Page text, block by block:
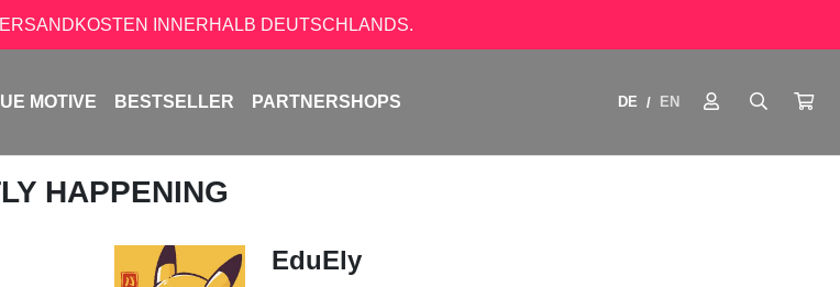
INNERHALB DEUTSCHLANDS.
MOTIVE BESTSELLER PARTNERSHOPS DE / EN
HAPPENING
EduEly